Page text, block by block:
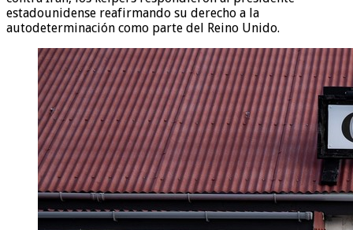
estadounidense reafirmando su derecho a la
autodeterminación como parte del Reino Unido.